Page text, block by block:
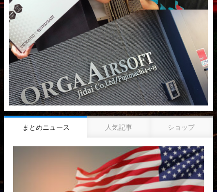
まとめニュース 人気記事 ショップ